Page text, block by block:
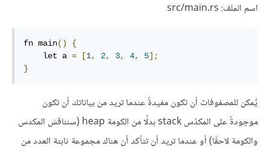
اسم الملف: src/main.rs
fn main()
{
    let a
= [1, 2, 3, 4, 5];
}
يُمكن للمصفوفات أن تكون مفيدةً عندما تريد من بياناتك أن تكون
موجودةً على المكدّس stack بدلًا من الكومة heap (سنناقش المكدس
والكومة لاحقًا) أو عندما تريد أن تتأكد أن هناك مجموعة ثابتة العدد من